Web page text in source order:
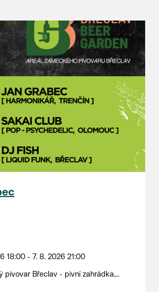
18:00 - 7. 8. 2026 21:00
pivovar Břeclav - pivní zahrádka,